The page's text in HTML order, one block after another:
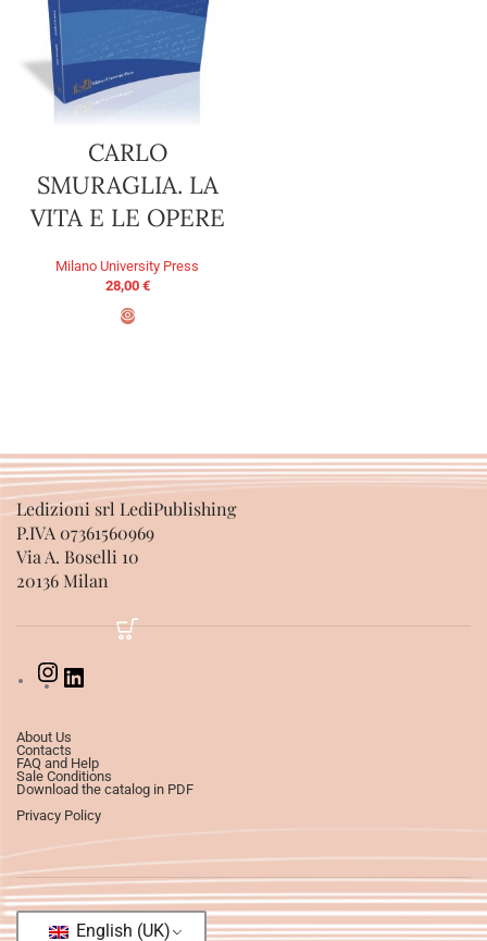
CARLO
SMURAGLIA. LA
VITA E LE OPERE
Milano University Press
28,00 €
Ledizioni srl LediPublishing
P.IVA 07361560969
Via A. Boselli 10
20136 Milan
About Us
Contacts
FAQ and Help
Sale Conditions
Download the catalog in PDF
Privacy Policy
English (UK)